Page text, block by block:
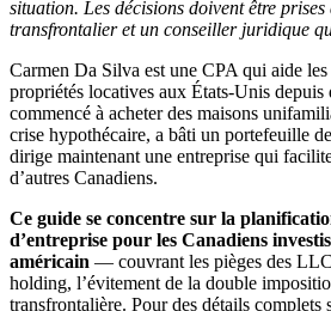
situation. Les décisions doivent être prises
transfrontalier et un conseiller juridique
Carmen Da Silva est une CPA qui aide les
propriétés locatives aux États-Unis depuis
commencé à acheter des maisons
crise hypothécaire, a bâti un portefeuille
dirige maintenant une entreprise qui
d’autres Canadiens.
Ce guide se concentre sur la
d’entreprise pour les Canadiens
américain — couvrant les pièges des
holding, l’évitement de la double
transfrontalière. Pour des détails